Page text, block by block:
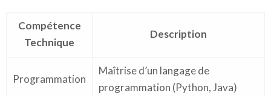
Compétence
Technique
Description
Programmation
Maîtrise d’un langage de
programmation (Python, Java)